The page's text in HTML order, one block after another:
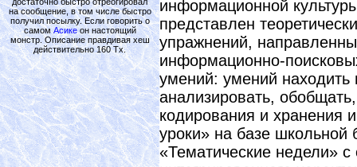
информационной
представлен
упражнений,
информационно-
умений: умений
анализировать,
кодирования и хранения
уроки» на базе школьной
«Тематические недели»
на сообщение, в том числе быстро
получил посылку. Если говорить о
самомАсикеон настоящий
монстр. Описание правдивая хеш
действительно 160 Тх.